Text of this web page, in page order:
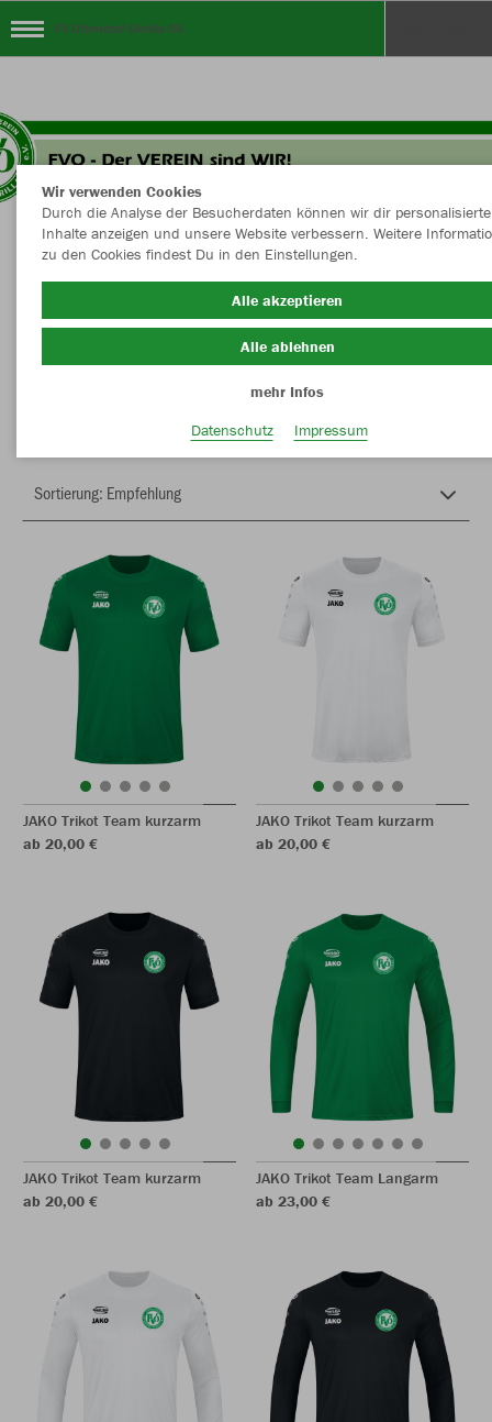
FV Ottendorf-Okrilla 05
Herzlich Willkommen im Teamshop FV
Ottendorf-Okrilla 05
JAKO Trikot Team kurzarm
ab 20,00 €
JAKO Trikot Team kurzarm
ab 20,00 €
JAKO Trikot Team kurzarm
ab 20,00 €
JAKO Trikot Team Langarm
ab 23,00 €
Wir verwenden Cookies
Durch die Analyse der Besucherdaten können wir dir personalisierte
Inhalte anzeigen und unsere Website verbessern. Weitere
zu den Cookies findest Du in den Einstellungen.
Alle akzeptieren
Alle ablehnen
mehr Infos
Datenschutz
Impressum